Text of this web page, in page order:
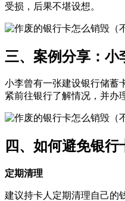
受损，后果不堪设想。
三、案例分享：小
小李曾有一张建设银行储蓄
紧前往银行了解情况，并办
四、如何避免银行
‌定期清理‌
建议持卡人定期清理自己的